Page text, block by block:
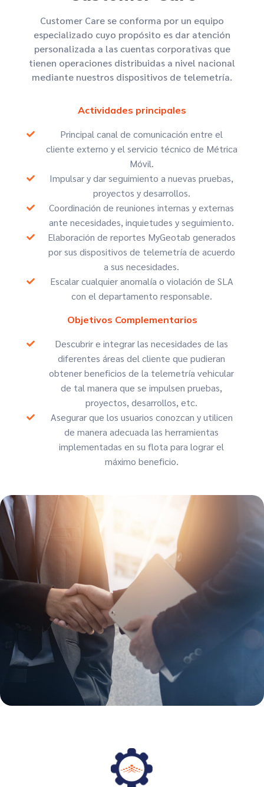
Customer Care se conforma por un equipo
especializado cuyo propósito es dar atención
personalizada a las cuentas corporativas que
tienen operaciones distribuidas a nivel nacional
mediante nuestros dispositivos de telemetría.
Actividades principales
Principal canal de comunicación entre el
cliente externo y el servicio técnico de Métrica
Móvil.
Impulsar y dar seguimiento a nuevas pruebas,
proyectos y desarrollos.
Coordinación de reuniones internas y externas
ante necesidades, inquietudes y seguimiento.
Elaboración de reportes MyGeotab generados
por sus dispositivos de telemetría de acuerdo
a sus necesidades.
Escalar cualquier anomalía o violación de SLA
con el departamento responsable.
Objetivos Complementarios
Descubrir e integrar las necesidades de las
diferentes áreas del cliente que pudieran
obtener beneficios de la telemetría vehicular
de tal manera que se impulsen pruebas,
proyectos, desarrollos, etc.
Asegurar que los usuarios conozcan y utilicen
de manera adecuada las herramientas
implementadas en su flota para lograr el
máximo beneficio.